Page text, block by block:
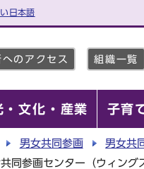
日本語
のアクセス 組織一覧
・文化・産業 子育
男女共同参画
男女共
同参画センター（ウィン